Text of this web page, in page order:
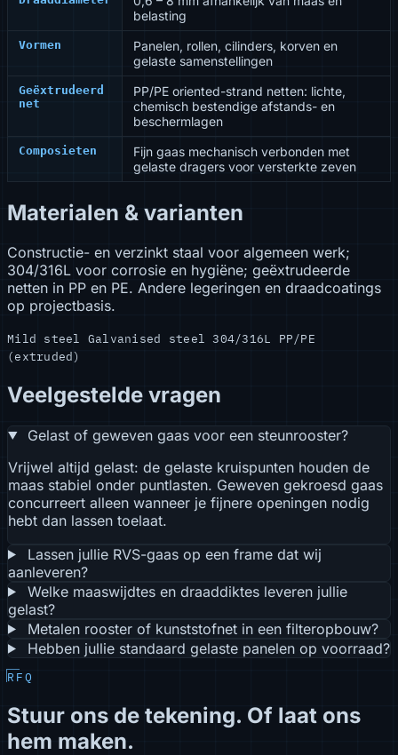
belasting
Vormen
Panelen, rollen, cilinders, korven en
gelaste samenstellingen
Geëxtrudeerd
net
PP/PE oriented-strand netten: lichte,
chemisch bestendige afstands- en
beschermlagen
Composieten
Fijn gaas mechanisch verbonden met
gelaste dragers voor versterkte zeven
Materialen & varianten
Constructie- en verzinkt staal voor algemeen werk;
304/316L voor corrosie en hygiëne; geëxtrudeerde
netten in PP en PE. Andere legeringen en draadcoatings
op projectbasis.
Mild steel Galvanised steel304/316L PP/PE
(extruded)
Veelgestelde vragen
Gelast of geweven gaas voor een steunrooster?
Vrijwel altijd gelast: de gelaste kruispunten houden de
maas stabiel onder puntlasten. Geweven gekroesd gaas
concurreert alleen wanneer je fijnere openingen nodig
hebt dan lassen toelaat.
Lassen jullie RVS-gaas op een frame dat wij
aanleveren?
Welke maaswijdtes en draaddiktes leveren jullie
gelast?
Metalen rooster of kunststofnet in een filteropbouw?
Hebben jullie standaard gelaste panelen op voorraad?
RFQ
Stuur ons de tekening. Of laat ons
hem maken.